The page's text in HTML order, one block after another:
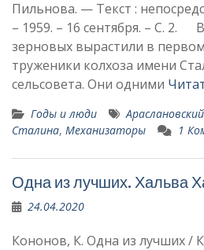
Пильнова. — Текст :
– 1959. – 16 сентября. – С. 2.
зерновых вырастили в
труженики кол­хоза имени
сельсовета. Они одними
Годы и люди
Сталина, Механизаторы 1
Одна из лучших. Хальва
24.04.2020
Кононов, К. Одна из лучших /